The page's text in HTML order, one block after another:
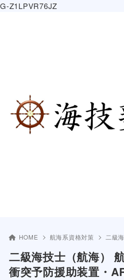
G-Z1LPVR76JZ
HOME 航海系資格対策 二級
二級海技士（航海）
衝突予防援助装置・